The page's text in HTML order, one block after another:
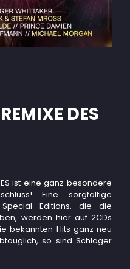
DES
ist eine ganz besondere
Eine sorgfältige
Editions, die die
werden hier auf 2CDs
bekannten Hits ganz neu
so sind Schlager